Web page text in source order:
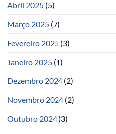
Abril 2025 (5)
Março 2025 (7)
Fevereiro 2025 (3)
Janeiro 2025 (1)
Dezembro 2024 (2)
Novembro 2024 (2)
Outubro 2024 (3)